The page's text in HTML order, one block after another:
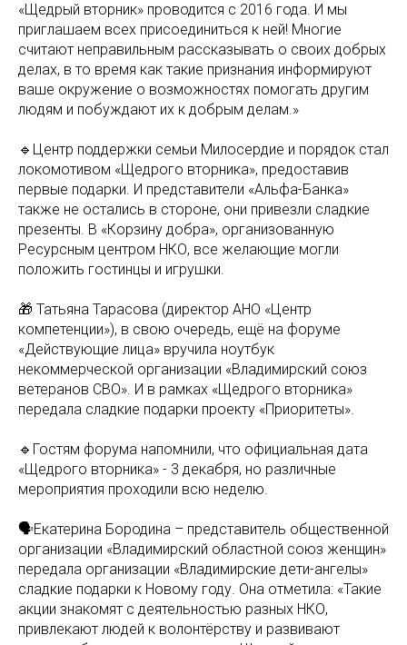
«Щедрый вторник» проводится с 2016 года. И мы
приглашаем всех присоединиться к ней! Многие
считают неправильным рассказывать о своих добрых
делах, в то время как такие признания информируют
ваше окружение о возможностях помогать другим
людям и побуждают их к добрым делам.»
🔹Центр поддержки семьи Милосердие и порядок стал
локомотивом «Щедрого вторника», предоставив
первые подарки. И представители «Альфа-Банка»
также не остались в стороне, они привезли сладкие
презенты. В «Корзину добра», организованную
Ресурсным центром НКО, все желающие могли
положить гостинцы и игрушки.
🎁 Татьяна Тарасова (директор АНО «Центр
компетенции»), в свою очередь, ещё на форуме
«Действующие лица» вручила ноутбук
некоммерческой организации «Владимирский союз
ветеранов СВО». И в рамках «Щедрого вторника»
передала сладкие подарки проекту «Приоритеты».
🔹Гостям форума напомнили, что официальная дата
«Щедрого вторника» - 3 декабря, но различные
мероприятия проходили всю неделю.
🗣Екатерина Бородина – представитель общественной
организации «Владимирский областной союз женщин»
передала организации «Владимирские дети-ангелы»
сладкие подарки к Новому году. Она отметила: «Такие
акции знакомят с деятельностью разных НКО,
привлекают людей к волонтёрству и развивают